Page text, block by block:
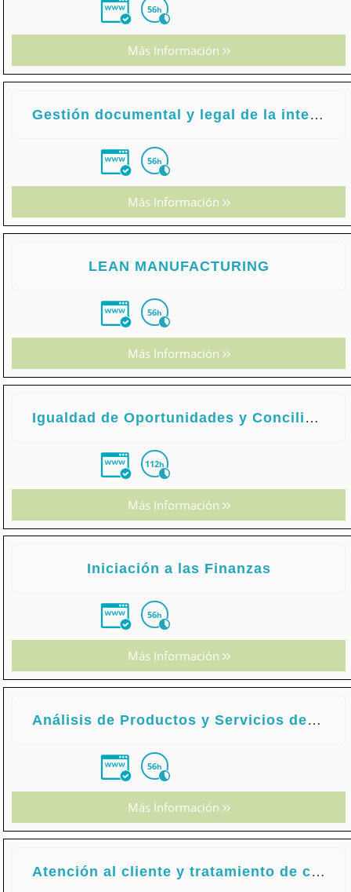
56h
Más Información
Gestión documental y legal de la intermediación inmobiliaria
56h
Más Información
LEAN MANUFACTURING
56h
Más Información
Igualdad de Oportunidades y Conciliación de la Vida Familiar y Laboral en las Empresas
112h
Más Información
Iniciación a las Finanzas
56h
Más Información
Análisis de Productos y Servicios de Inversión
56h
Más Información
Atención al cliente y tratamiento de consultas de servicios financieros